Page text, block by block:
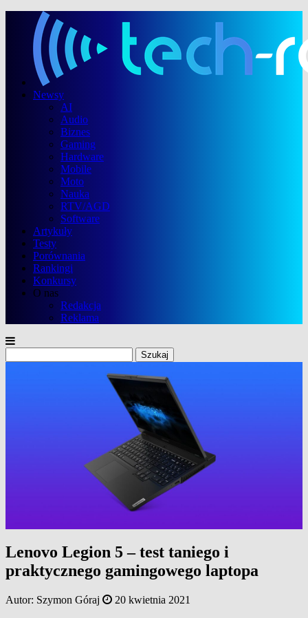
Newsy
AI
Audio
Biznes
Gaming
Hardware
Mobile
Moto
Nauka
RTV/AGD
Software
Artykuły
Testy
Porównania
Rankingi
Konkursy
O nas
Redakcja
Reklama
Lenovo Legion 5 – test taniego i
praktycznego gamingowego laptopa
Autor: Szymon Góraj 20 kwietnia 2021